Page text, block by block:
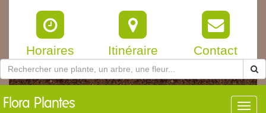
Horaires Itinéraire Contact
Flora Plantes